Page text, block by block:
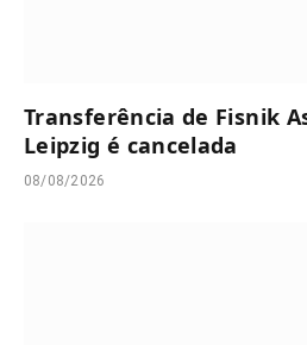
Transferência de Fisnik
Leipzig é cancelada
08/08/2026